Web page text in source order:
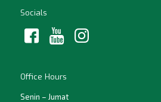
Socials
Office Hours
Senin – Jumat